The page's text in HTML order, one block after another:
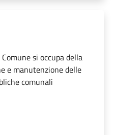
si occupa della
e manutenzione delle
comunali